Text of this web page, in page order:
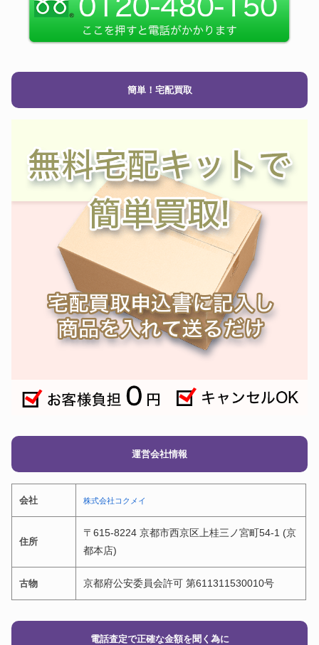
簡単！宅配買取
運営会社情報
会社 株式会社コクメイ
住所
〒615-8224 京都市西京区上桂三ノ宮町54-1 (京
都本店)
古物 京都府公安委員会許可 第611311530010号
電話査定で正確な金額を聞く為に